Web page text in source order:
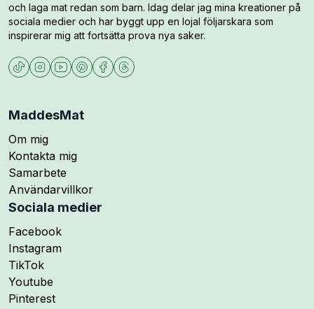
och laga mat redan som barn. Idag delar jag mina kreationer på
sociala medier och har byggt upp en lojal följarskara som
inspirerar mig att fortsätta prova nya saker.
MaddesMat
Om mig
Kontakta mig
Samarbete
Användarvillkor
Sociala medier
Följ mig på
Facebook
Följ mig på
Instagram
Följ mig på
TikTok
Följ mig på
Youtube
Följ mig på
Pinterest